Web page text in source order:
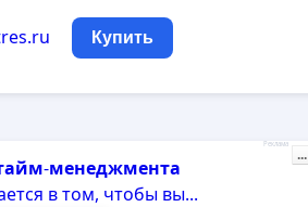
Купить
-менеджмента
в том, чтобы вы...
Реклама
...